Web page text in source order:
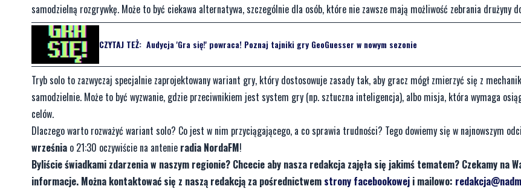
samodzielną rozgrywkę. Może to być ciekawa alternatywa, szczególnie dla osób, które nie zawsze mają możliwość zebrania drużyny
CZYTAJ TEŻ: Audycja 'Gra się!' powraca! Poznaj tajniki gry GeoGuesser w nowym sezonie
Tryb solo to zazwyczaj specjalnie zaprojektowany wariant gry, który dostosowuje zasady tak, aby gracz mógł zmierzyć się z
samodzielnie. Może to być wyzwanie, gdzie przeciwnikiem jest system gry (np. sztuczna inteligencja), albo misja, która wymaga
celów.
Dlaczego warto rozważyć wariant solo? Co jest w nim przyciągającego, a co sprawia trudności? Tego dowiemy się w najnowszym
września o 21:30 oczywiście na antenie radia NordaFM!
Byliście świadkami zdarzenia w naszym regionie? Chcecie aby nasza redakcja zajęła się jakimś tematem? Czekamy na
informacje. Można kontaktować się z naszą redakcją za pośrednictwem strony facebookowej i mailowo: